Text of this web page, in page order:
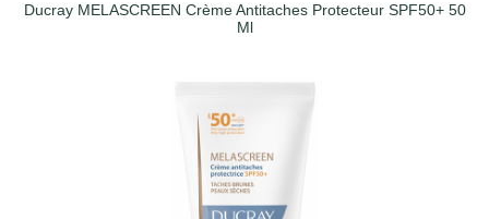
Ducray MELASCREEN Crème Antitaches Protecteur SPF50+ 50
Ml